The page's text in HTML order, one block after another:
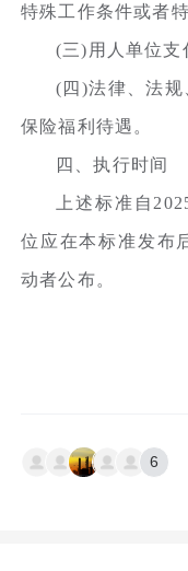
特殊工作条件或者
(三)用人单位支
(四)法律、法
保险福利待遇。
四、执行时间
上述标准自
位应在本标准发布
动者公布。
6